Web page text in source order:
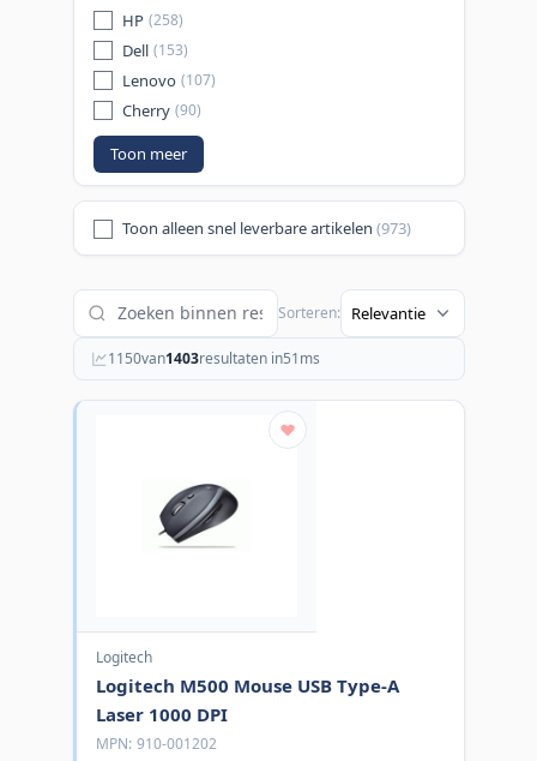
HP (258)
Dell (153)
Lenovo (107)
Cherry (90)
Toon meer
Toon alleen snel leverbare artikelen (973)
Sorteren:
1150van1403resultaten in51ms
Logitech
Logitech M500 Mouse USB Type-A
Laser 1000 DPI
MPN: 910-001202